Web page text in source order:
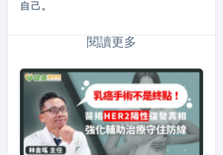
自己。
閱讀更多